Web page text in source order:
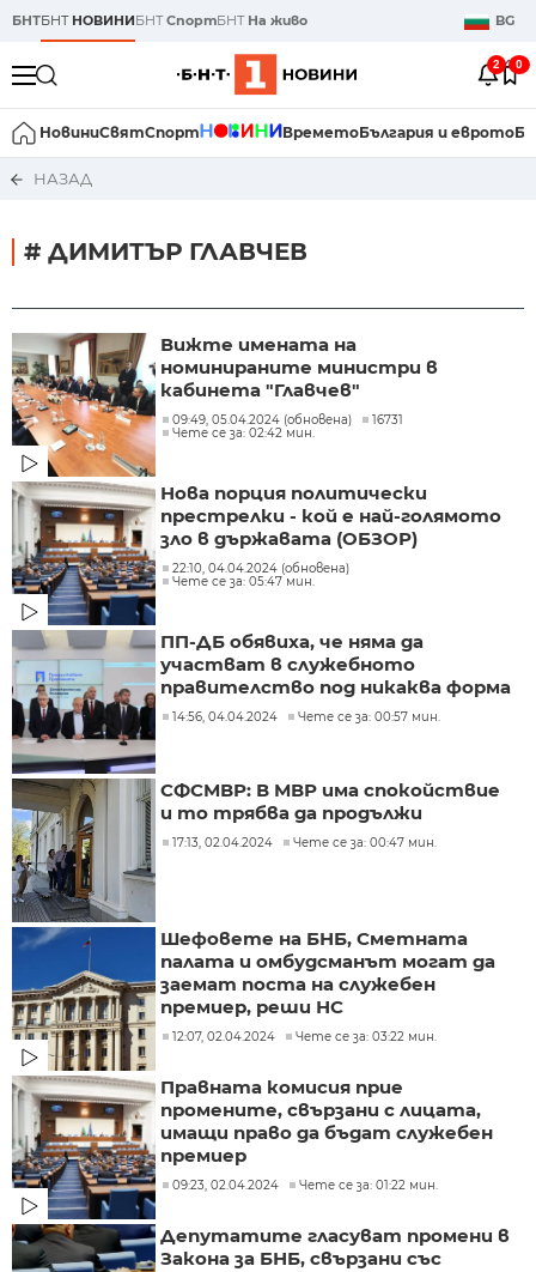
БНТБНТ НОВИНИБНТСпортБНТ На живо BG
2 0
НовиниСвятСпорт ВреметоБългария и еврото
НАЗАД
# ДИМИТЪР ГЛАВЧЕВ
Вижте имената на
номинираните министри в
кабинета "Главчев"
09:49, 05.04.2024 (обновена)
16731
Чете се за: 02:42 мин.
Нова порция политически
престрелки - кой е най-голямото
зло в държавата (ОБЗОР)
22:10, 04.04.2024 (обновена)
Чете се за: 05:47 мин.
ПП-ДБ обявиха, че няма да
участват в служебното
правителство под никаква форма
14:56, 04.04.2024 Чете се за: 00:57 мин.
СФСМВР: В МВР има спокойствие
и то трябва да продължи
17:13, 02.04.2024 Чете се за: 00:47 мин.
Шефовете на БНБ, Сметната
палата и омбудсманът могат да
заемат поста на служебен
премиер, реши НС
12:07, 02.04.2024 Чете се за: 03:22 мин.
Правната комисия прие
промените, свързани с лицата,
имащи право да бъдат служебен
премиер
09:23, 02.04.2024 Чете се за: 01:22 мин.
Депутатите гласуват промени в
Закона за БНБ, свързани със